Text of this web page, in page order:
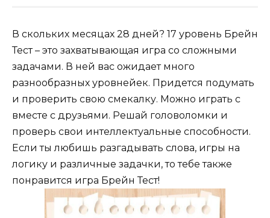
В скольких месяцах 28 дней? 17 уровень Брейн
Тест – это захватывающая игра со сложными
задачами. В ней вас ожидает много
разнообразных уровнейек. Придется подумать
и проверить свою смекалку. Можно играть с
вместе с друзьями. Решай головоломки и
проверь свои интеллектуальные способности.
Если ты любишь разгадывать слова, игры на
логику и различные задачки, то тебе также
понравится игра Брейн Тест!